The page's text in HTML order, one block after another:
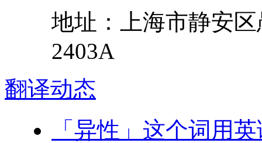
地址：
上海市静安区
2403A
翻译动态
「异性」这个词用